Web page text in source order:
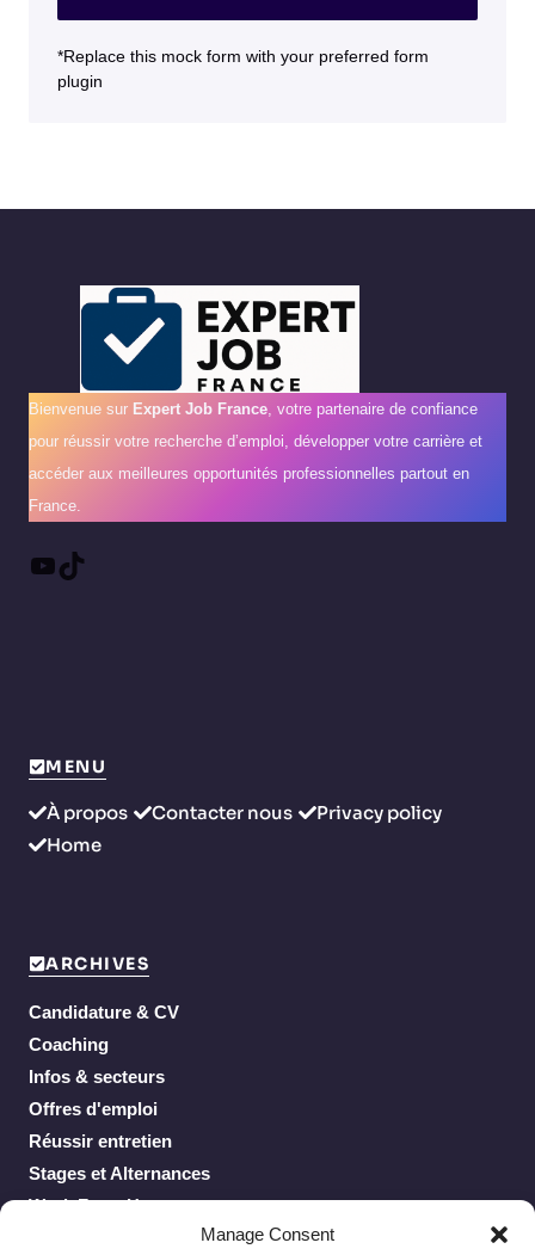
Manage Consent
*Replace this mock form with your preferred form
plugin
Bienvenue sur Expert Job France , votre partenaire de confiance
pour réussir votre recherche d’emploi, développer votre carrière et
accéder aux meilleures opportunités professionnelles partout en
France.
YouTube
TikTok
MENU
À propos Contacter nous
Privacy policy
Home
ARCHIVES
Candidature & CV
Coaching
Infos & secteurs
Offres d'emploi
Réussir entretien
Stages et Alternances
Work From Home